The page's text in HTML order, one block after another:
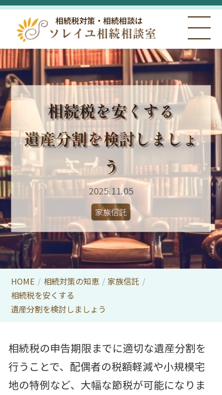
相続税対策・相続相談は
相続税を安くする
遺産分割を検討しましょ
う
2025.11.05
家族信託
HOME / 相続対策の知恵 / 家族信託 /
相続税を安くする
遺産分割を検討しましょう
相続税の申告期限までに適切な遺産分割を
行うことで、配偶者の税額軽減や小規模宅
地の特例など、大幅な節税が可能になりま